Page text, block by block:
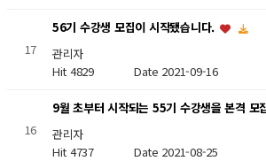
17
56기 수강생 모집이 시작됐습니다.
관리자
Hit 4829 Date 2021-09-16
16
9월 초부터 시작되는 55기 수강생을 본격
관리자
Hit 4737 Date 2021-08-25